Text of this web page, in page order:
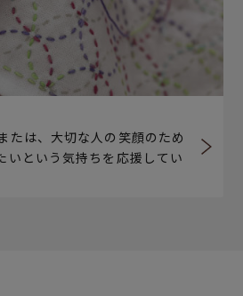
たは、大切な人の笑顔のため
いという気持ちを応援してい